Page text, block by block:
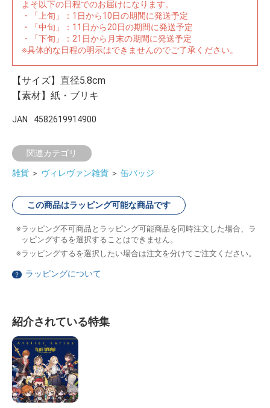
よそ以下の日程でのお届けになります。
・「上旬」：1日から10日の期間に発送予定
・「中旬」：11日から20日の期間に発送予定
・「下旬」：21日から月末の期間に発送予定
※具体的な日程の明示はできませんのでご了承ください。
【サイズ】直径5.8cm
【素材】紙・ブリキ
JAN 4582619914900
関連カテゴリ
雑貨 ＞ ヴィレヴァン雑貨 ＞ 缶バッジ
この商品はラッピング可能な商品です
ラッピング不可商品とラッピング可能商品を同時注文した場合、ラ
ッピングするを選択することはできません。
ラッピングするを選択したい場合は注文を分けてご注文ください。
？ ラッピングについて
紹介されている特集
イラストレ
ーター
アダルトグ
ッズ